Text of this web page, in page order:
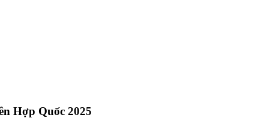
Hợp Quốc 2025